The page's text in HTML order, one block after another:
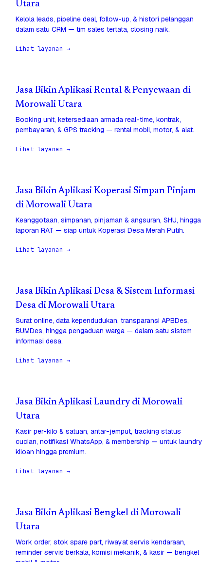
Utara
Kelola leads, pipeline deal, follow-up, & histori pelanggan
dalam satu CRM — tim sales tertata, closing naik.
Lihat layanan →
Jasa Bikin Aplikasi Rental & Penyewaan di
Morowali Utara
Booking unit, ketersediaan armada real-time, kontrak,
pembayaran, & GPS tracking — rental mobil, motor, & alat.
Lihat layanan →
Jasa Bikin Aplikasi Koperasi Simpan Pinjam
di Morowali Utara
Keanggotaan, simpanan, pinjaman & angsuran, SHU, hingga
laporan RAT — siap untuk Koperasi Desa Merah Putih.
Lihat layanan →
Jasa Bikin Aplikasi Desa & Sistem Informasi
Desa di Morowali Utara
Surat online, data kependudukan, transparansi APBDes,
BUMDes, hingga pengaduan warga — dalam satu sistem
informasi desa.
Lihat layanan →
Jasa Bikin Aplikasi Laundry di Morowali
Utara
Kasir per-kilo & satuan, antar-jemput, tracking status
cucian, notifikasi WhatsApp, & membership — untuk laundry
kiloan hingga premium.
Lihat layanan →
Jasa Bikin Aplikasi Bengkel di Morowali
Utara
Work order, stok spare part, riwayat servis kendaraan,
reminder servis berkala, komisi mekanik, & kasir — bengkel